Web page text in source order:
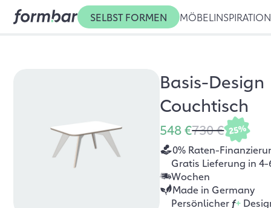
SELBST FORMEN MÖBEL INSPIRATION
Basis-Design
Couchtisch
548 €730 € 25%
0% Raten-
Gratis Lieferung in 4-
Wochen
Made in Germany
Persönlicher f+